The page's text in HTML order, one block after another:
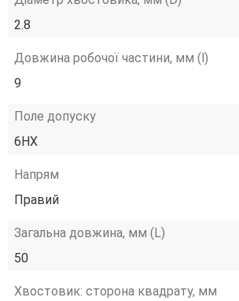
2.8
Довжина робочої частини, мм (l)
9
Поле допуску
6HX
Напрям
Правий
Загальна довжина, мм (L)
50
Хвостовик: сторона квадрату, мм